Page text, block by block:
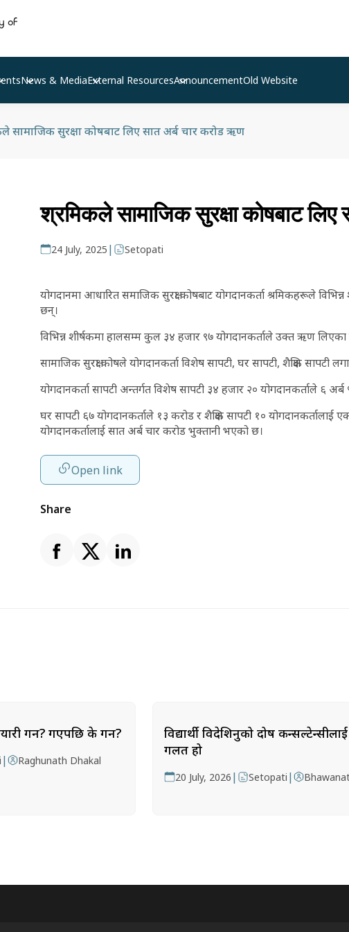
News & MediaExternal ResourcesAnnouncementOld Website
सामाजिक सुरक्षा कोषबाट लिए सात अर्ब चार करोड ऋण
श्रमिकले सामाजिक सुरक्षा कोषबाट
24 July, 2025 | Setopati
योगदानमा आधारित समाजिक सुरक्षा कोषबाट योगदानकर्ता श्रमिकहरूले
छन्।
विभिन्न शीर्षकमा हालसम्म कुल ३४ हजार ९७ योगदानकर्ताले उक्त ऋण लिएका
सामाजिक सुरक्षा कोषले योगदानकर्ता विशेष सापटी, घर सापटी, शैक्षिक सापटी
योगदानकर्ता सापटी अन्तर्गत विशेष सापटी ३४ हजार २० योगदानकर्ताले ६
घर सापटी ६७ योगदानकर्ताले १३ करोड र शैक्षिक सापटी १०
योगदानकर्तालाई सात अर्ब चार करोड भुक्तानी भएको छ।
Open link
Share
गर्ने? गएपछि के गर्ने?
| Raghunath Dhakal
विद्यार्थी विदेशिनुको दोष
गलत हो
20 July, 2026 | Setopati |